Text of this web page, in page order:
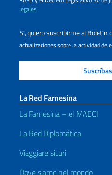
legales
Sí, quiero suscribirme al Boletín
actualizaciones sobre la actividad de
La Red Farnesina
La Farnesina – el MAECI
La Red Diplomática
Viaggiare sicuri
Dove siamo nel mondo